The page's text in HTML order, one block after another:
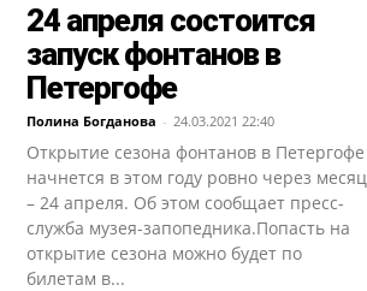
24 апреля состоится
запуск фонтанов в
Петергофе
Полина Богданова - 24.03.2021 22:40
Открытие сезона фонтанов в Петергофе
начнется в этом году ровно через месяц
– 24 апреля. Об этом сообщает пресс-
служба музея-запопедника.Попасть на
открытие сезона можно будет по
билетам в...